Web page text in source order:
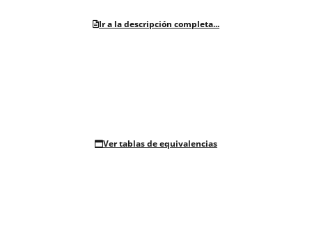
Ir a la descripción completa...
Ver tablas de equivalencias